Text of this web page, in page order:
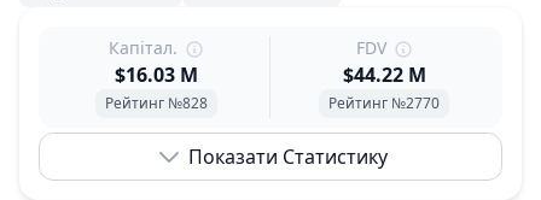
Капітал.
$16.03 M
Рейтинг №828
FDV
$44.22 M
Рейтинг №2770
Показати Статистику